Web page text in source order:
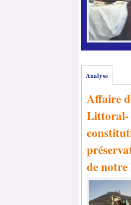
Analyse
Affaire
Littoral-
de notre